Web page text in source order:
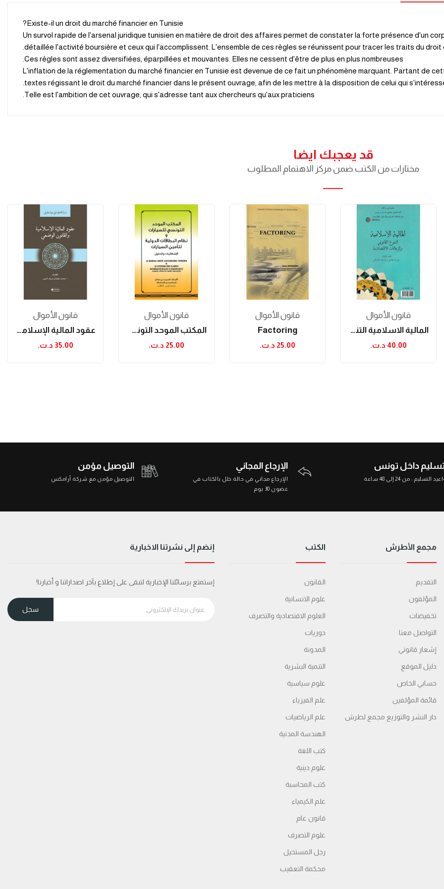
Existe-il un droit du marché financier en Tunisie?
Un survol rapide de l'arsenal juridique tunisien en matière de droit des affaires permet de constater la forte présence d'un
détaillée l'activité boursière et ceux qui l'accomplissent. L'ensemble de ces règles se réunissent pour tracer les traits du droit
Ces règles sont assez diversifiées, éparpillées et mouvantes. Elles ne cessent d'être de plus en plus nombreuses.
L'inflation de la réglementation du marché financier en Tunisie est devenue de ce fait un phénomène marquant. Partant de
textes régissant le droit du marché financier dans le présent ouvrage, afin de les mettre à la disposition de celui qui
Telle est l'ambition de cet ouvrage, qui s'adresse tant aux chercheurs qu'aux praticiens.
قد يعجبك ايضا
مختارات من الكتب ضمن مركز الاهتمام المطلوب
قانون الأموال
عقود المالية الإسلامية والقانون الوضعي (الطبعة...
35.00 د.ت.‏
قانون الأموال
المكتب الموحد التونسي للسيارات ونظام البطاقات...
25.00 د.ت.‏
قانون الأموال
Factoring
25.00 د.ت.‏
قانون الأموال
المالية الاسلامية التنوع القانوني و الرهانات...
40.00 د.ت.‏
التوصيل مؤمن
التوصيل مؤمن مع شركة أرامكس
الإرجاع المجاني
الإرجاع مجاني في حالة خلل بالكتاب في
غضون 30 يوم
داخل تونس
التسليم : من 24 إلى 48 ساعة
مجمع الأطرش
التقديم
المؤلفون
تخفيضات
التواصل معنا
إشعار قانوني
دليل الموقع
حسابي الخاص
قائمة المؤلفين
دار النشر والتوزيع مجمع لطرش
الكتب
القانون
علوم الانسانية
العلوم الاقتصادية والتصرف
دوريات
المدونة
التنمية البشرية
علوم سياسية
علم الفيزياء
علم الرياضيات
الهندسة المدنية
كتب اللغة
علوم دينية
كتب المحاسبة
علم الكيمياء
قانون عام
علوم التصرف
رجل المستحيل
محكمة التعقیب
إنضم إلى نشرتنا الاخبارية
إستمتع برسائلنا الإخبارية لتبقى على إطلاع بآخر اصداراتنا و أخبارنا!